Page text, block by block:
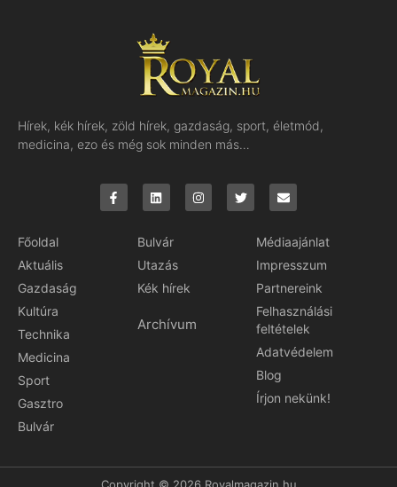
Hírek, kék hírek, zöld hírek, gazdaság, sport, életmód,
medicina, ezo és még sok minden más…
Főoldal
Aktuális
Gazdaság
Kultúra
Technika
Medicina
Sport
Gasztro
Bulvár
Bulvár
Utazás
Kék hírek
Archívum
Médiaajánlat
Impresszum
Partnereink
Felhasználási
feltételek
Adatvédelem
Blog
Írjon nekünk!